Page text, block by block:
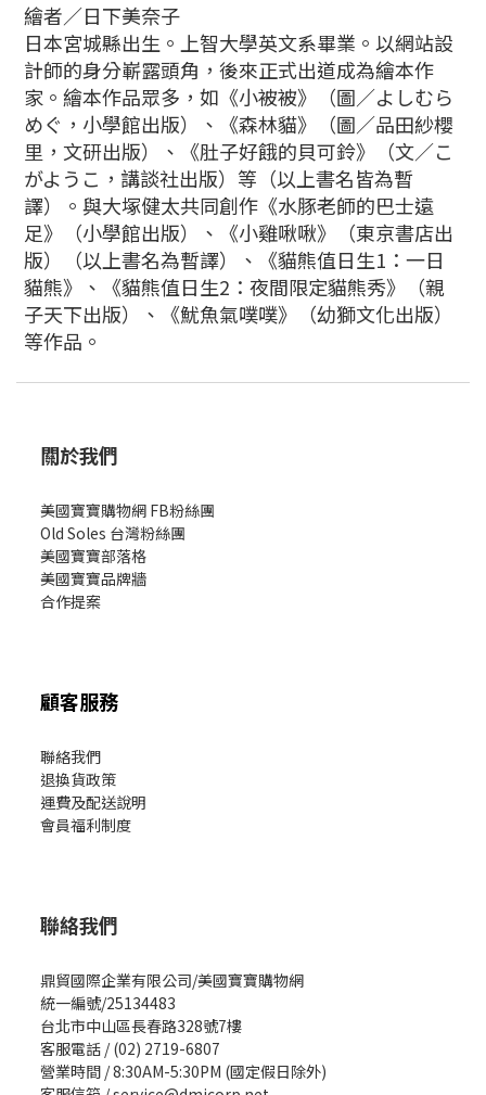
繪者／日下美奈子
日本宮城縣出生。上智大學英文系畢業。以網站設
計師的身分嶄露頭角，後來正式出道成為繪本作
家。繪本作品眾多，如《小被被》（圖／よしむら
めぐ，小學館出版）、《森林貓》（圖／品田紗櫻
里，文研出版）、《肚子好餓的貝可鈴》（文／こ
がようこ，講談社出版）等（以上書名皆為暫
譯）。與大塚健太共同創作《水豚老師的巴士遠
足》（小學館出版）、《小雞啾啾》（東京書店出
版）（以上書名為暫譯）、《貓熊值日生1：一日
貓熊》、《貓熊值日生2：夜間限定貓熊秀》（親
子天下出版）、《魷魚氣噗噗》（幼獅文化出版）
等作品。
關於我們
美國寶寶購物網 FB粉絲團
Old Soles 台灣粉絲團
美國寶寶部落格
美國寶寶品牌牆
合作提案
顧客服務
聯絡我們
退換貨政策
運費及配送說明
會員福利制度
聯絡我們
鼎貿國際企業有限公司/美國寶寶購物網
統一編號/25134483
台北市中山區長春路328號7樓
客服電話 / (02) 2719-6807
營業時間 / 8:30AM-5:30PM (國定假日除外)